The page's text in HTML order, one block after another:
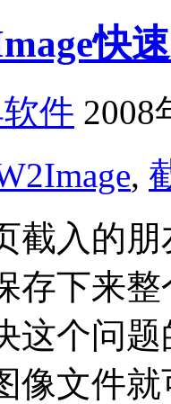
快
件 2008
,
截入的
存下来
这个问
像文件